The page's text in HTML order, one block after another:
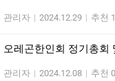
관리자 | 2024.12.29 | 추천 1
오레곤한인회 정기총회
관리자 | 2024.12.08 | 추천 0